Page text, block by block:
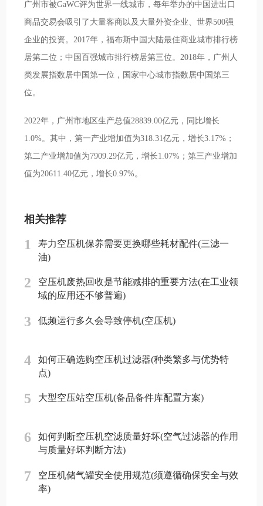
广州市被GaWC评为世界一线城市，每年举办的中国进出口
商品交易会吸引了大量客商以及大量外资企业、世界500强
企业的投资。2017年，福布斯中国大陆最佳商业城市排行榜
居第二位；中国百强城市排行榜居第三位。2018年，广州人
类发展指数居中国第一位，国家中心城市指数居中国第三
位。
2022年，广州市地区生产总值28839.00亿元，同比增长
1.0%。其中，第一产业增加值为318.31亿元，增长3.17%；
第二产业增加值为7909.29亿元，增长1.07%；第三产业增加
值为20611.40亿元，增长0.97%。
相关推荐
1
寿力空压机保养需要更换哪些耗材配件(三滤一
油)
2
空压机废热回收是节能减排的重要方法(在工业领
域的应用还不够普遍)
3 低频运行多久会导致停机(空压机)
4
如何正确选购空压机过滤器(种类繁多与优势特
点)
5 大型空压站空压机(备品备件库配置方案)
6
如何判断空压机空滤质量好坏(空气过滤器的作用
与质量好坏判断方法)
7
空压机储气罐安全使用规范(须遵循确保安全与效
率)